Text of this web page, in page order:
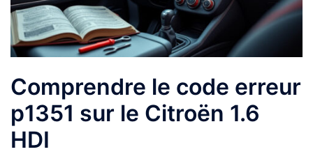
Comprendre le code erreur
p1351 sur le Citroën 1.6
HDI